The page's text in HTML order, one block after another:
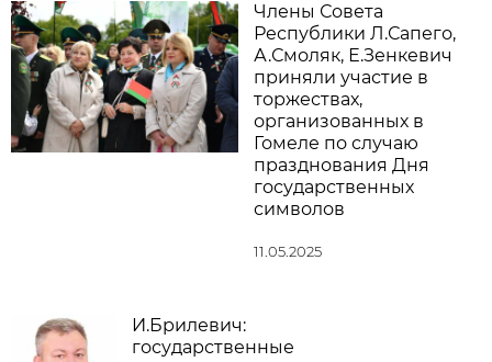
Члены Совета
Республики Л.Сапего,
А.Смоляк, Е.Зенкевич
приняли участие в
торжествах,
организованных в
Гомеле по случаю
празднования Дня
государственных
символов
11.05.2025
И.Брилевич:
государственные